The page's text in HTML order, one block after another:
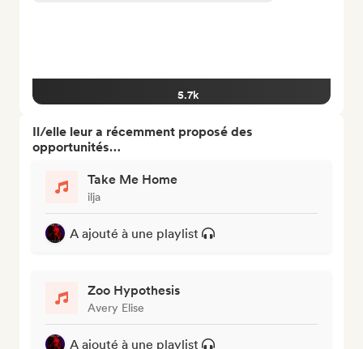
5.7k
Il/elle leur a récemment proposé des
opportunités…
Take Me Home
ilja
A ajouté à une playlist
Zoo Hypothesis
Avery Elise
A ajouté à une playlist